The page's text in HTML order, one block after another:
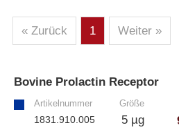
– Cell culture tested premium
Athens
– Alle Athens Produkte
« Zurück 1 Weiter »
Bovine Prolactin Receptor
Artikelnummer Größe
1831.910.005 5 µg